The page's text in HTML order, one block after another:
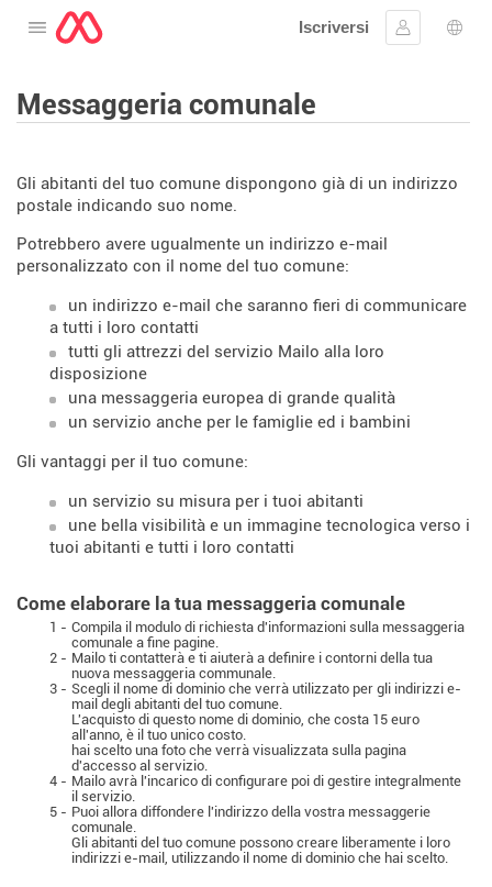
Aprire il menu
Iscriversi
Collegarsi
Messaggeria comunale
Gli abitanti del tuo comune dispongono già di un indirizzo
postale indicando suo nome.
Potrebbero avere ugualmente un indirizzo e-mail
personalizzato con il nome del tuo comune:
un indirizzo e-mail che saranno fieri di communicare
a tutti i loro contatti
tutti gli attrezzi del servizio Mailo alla loro
disposizione
una messaggeria europea di grande qualità
un servizio anche per le famiglie ed i bambini
Gli vantaggi per il tuo comune:
un servizio su misura per i tuoi abitanti
une bella visibilità e un immagine tecnologica verso i
tuoi abitanti e tutti i loro contatti
Come elaborare la tua messaggeria comunale
1 - Compila il modulo di richiesta d'informazioni sulla messaggeria
comunale a fine pagine.
2 - Mailo ti contatterà e ti aiuterà a definire i contorni della tua
nuova messaggeria communale.
3 - Scegli il nome di dominio che verrà utilizzato per gli indirizzi e-
mail degli abitanti del tuo comune.
L'acquisto di questo nome di dominio, che costa 15 euro
all'anno, è il tuo unico costo.
hai scelto una foto che verrà visualizzata sulla pagina
d'accesso al servizio.
4 - Mailo avrà l'incarico di configurare poi di gestire integralmente
il servizio.
5 - Puoi allora diffondere l'indirizzo della vostra messaggerie
comunale.
Gli abitanti del tuo comune possono creare liberamente i loro
indirizzi e-mail, utilizzando il nome di dominio che hai scelto.